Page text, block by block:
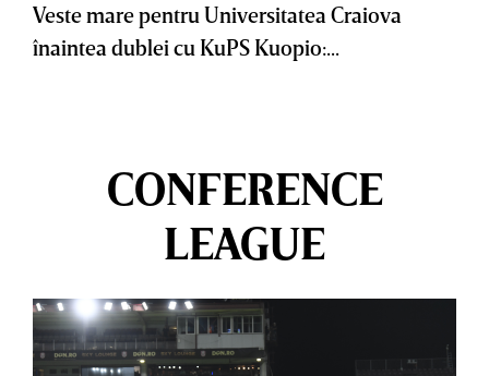
Veste mare pentru Universitatea Craiova
înaintea dublei cu KuPS Kuopio:...
CONFERENCE
LEAGUE